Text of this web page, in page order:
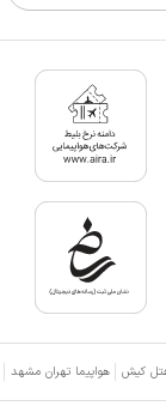
کیش هواپیما تهران مشهد